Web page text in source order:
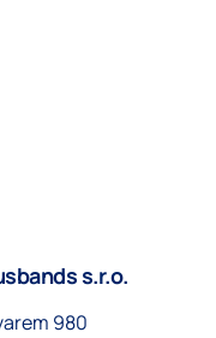
s.r.o.
980